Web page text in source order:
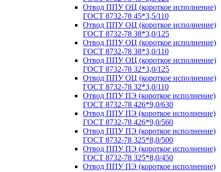
Отвод ППУ ОЦ (короткое исполнение)
ГОСТ 8732-78 45*3,5/110
Отвод ППУ ОЦ (короткое исполнение)
ГОСТ 8732-78 38*3,0/125
Отвод ППУ ОЦ (короткое исполнение)
ГОСТ 8732-78 38*3,0/110
Отвод ППУ ОЦ (короткое исполнение)
ГОСТ 8732-78 32*3,0/125
Отвод ППУ ОЦ (короткое исполнение)
ГОСТ 8732-78 32*3,0/110
Отвод ППУ ПЭ (короткое исполнение)
ГОСТ 8732-78 426*9,0/630
Отвод ППУ ПЭ (короткое исполнение)
ГОСТ 8732-78 426*9,0/560
Отвод ППУ ПЭ (короткое исполнение)
ГОСТ 8732-78 325*8,0/500
Отвод ППУ ПЭ (короткое исполнение)
ГОСТ 8732-78 325*8,0/450
Отвод ППУ ПЭ (короткое исполнение)